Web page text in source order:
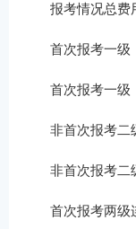
报考情况总费
首次报考一级
首次报考一级
非首次报考二
非首次报考二
首次报考两级